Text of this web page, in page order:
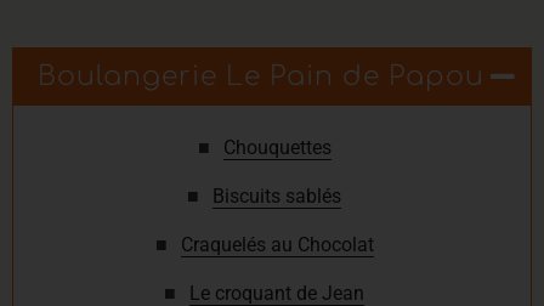
Boulangerie Le Pain de Papou
Chouquettes
Biscuits sablés
Craquelés au Chocolat
Le croquant de Jean